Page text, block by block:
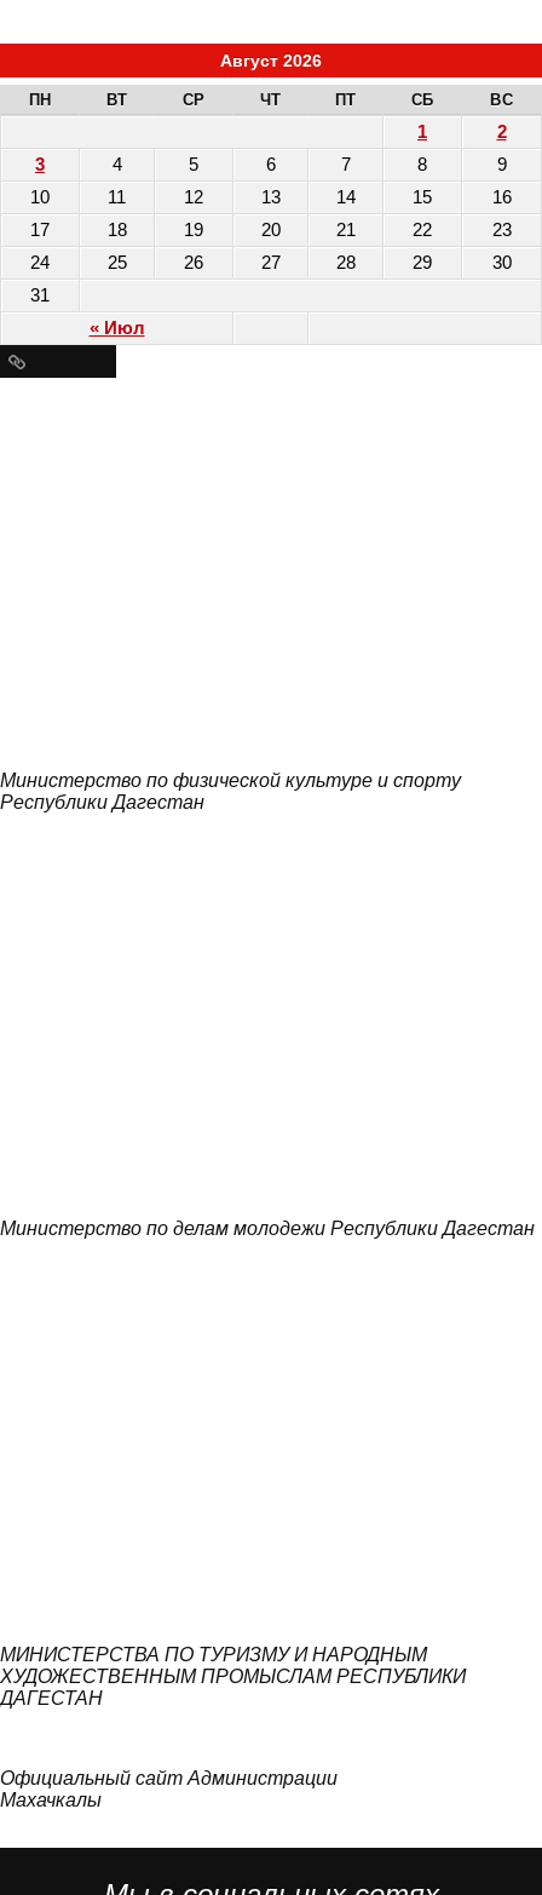
Август 2026
ПН ВТ СР ЧТ ПТ СБ ВС
« Июл
1
2
3
4 5 6 7 8
9
10
11 12 13 14 15
16
17
18 19 20 21 22
23
24
25 26 27 28 29
30
31
Министерство по физической культуре и спорту
Республики Дагестан
Министерство по делам молодежи Республики Дагестан
МИНИСТЕРСТВА ПО ТУРИЗМУ И НАРОДНЫМ
ХУДОЖЕСТВЕННЫМ ПРОМЫСЛАМ РЕСПУБЛИКИ
ДАГЕСТАН
Официальный сайт Администрации
Махачкалы